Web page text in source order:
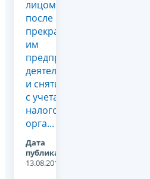
лицом
после
прекращения
им
предпринимательской
деятельности
и снятия
с учета в
налоговом
орга...
Дата
публикации:
13.08.2010